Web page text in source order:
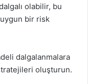
olabilir, bu
bir risk
dalgalanmalara
oluşturun.